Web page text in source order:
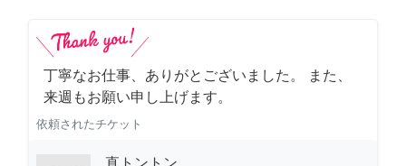
丁寧なお仕事、ありがとございました。 また、
来週もお願い申し上げます。
依頼されたチケット